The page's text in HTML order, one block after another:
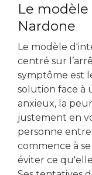
Le
Nardone
Le modèle
centré sur
symptôme est
solution face à
anxieux, la
justement en
personne
commence à
éviter ce